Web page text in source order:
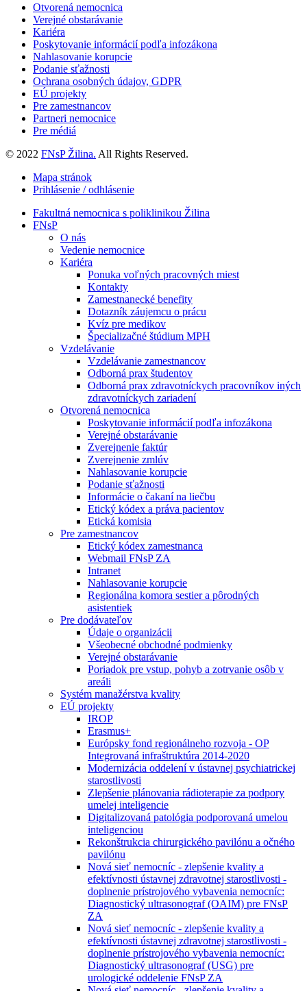
Otvorená nemocnica
Verejné obstarávanie
Kariéra
Poskytovanie informácií podľa infozákona
Nahlasovanie korupcie
Podanie sťažnosti
Ochrana osobných údajov, GDPR
EÚ projekty
Pre zamestnancov
Partneri nemocnice
Pre médiá
© 2022 FNsP Žilina. All Rights Reserved.
Mapa stránok
Prihlásenie / odhlásenie
Fakultná nemocnica s poliklinikou Žilina
FNsP
O nás
Vedenie nemocnice
Kariéra
Ponuka voľných pracovných miest
Kontakty
Zamestnanecké benefity
Dotazník záujemcu o prácu
Kvíz pre medikov
Špecializačné štúdium MPH
Vzdelávanie
Vzdelávanie zamestnancov
Odborná prax študentov
Odborná prax zdravotníckych pracovníkov iných
zdravotníckych zariadení
Otvorená nemocnica
Poskytovanie informácií podľa infozákona
Verejné obstarávanie
Zverejnenie faktúr
Zverejnenie zmlúv
Nahlasovanie korupcie
Podanie sťažnosti
Informácie o čakaní na liečbu
Etický kódex a práva pacientov
Etická komisia
Pre zamestnancov
Etický kódex zamestnanca
Webmail FNsP ZA
Intranet
Nahlasovanie korupcie
Regionálna komora sestier a pôrodných
asistentiek
Pre dodávateľov
Údaje o organizácii
Všeobecné obchodné podmienky
Verejné obstarávanie
Poriadok pre vstup, pohyb a zotrvanie osôb v
areáli
Systém manažérstva kvality
EÚ projekty
IROP
Erasmus+
Európsky fond regionálneho rozvoja - OP
Integrovaná infraštruktúra 2014-2020
Modernizácia oddelení v ústavnej psychiatrickej
starostlivosti
Zlepšenie plánovania rádioterapie za podpory
umelej inteligencie
Digitalizovaná patológia podporovaná umelou
inteligenciou
Rekonštrukcia chirurgického pavilónu a očného
pavilónu
Nová sieť nemocníc - zlepšenie kvality a
efektívnosti ústavnej zdravotnej starostlivosti -
doplnenie prístrojového vybavenia nemocníc:
Diagnostický ultrasonograf (OAIM) pre FNsP
ZA
Nová sieť nemocníc - zlepšenie kvality a
efektívnosti ústavnej zdravotnej starostlivosti -
doplnenie prístrojového vybavenia nemocníc:
Diagnostický ultrasonograf (USG) pre
urologické oddelenie FNsP ZA